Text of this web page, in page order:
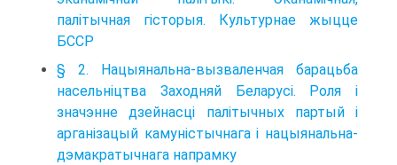
палітычная гісторыя. Культурнае жыцце
БССР
§ 2. Нацыянальна-вызваленчая барацьба
насельніцтва Заходняй Беларусі. Роля і
значэнне дзейнасці палітычных партый і
арганізацый камуністычнага і нацыянальна-
дэмакратычнага напрамку